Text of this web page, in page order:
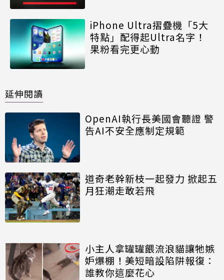
iPhone Ultra摺疊機「5大
特點」配得起Ultra名字！
果粉看完更心動
延伸閱讀
OpenAI執行長美國會聽證 警
告AI不安全應制定規範
道奇老幹新枝一起發力 掀起五
月狂潮走敢若飛
小主人拿罐罐餵流浪貓讓牠嫉
妒爆棚！美短暗設陷阱報復：
誰教你這麼花心